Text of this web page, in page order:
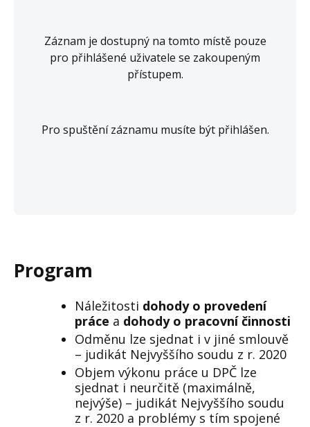
Záznam je dostupný na tomto místě pouze
pro přihlášené uživatele se zakoupeným
přístupem.
Pro spuštění záznamu musíte být přihlášen.
Program
Náležitosti dohody o provedení
práce a dohody o pracovní činnosti
Odměnu lze sjednat i v jiné smlouvě
– judikát Nejvyššího soudu z r. 2020
Objem výkonu práce u DPČ lze
sjednat i neurčitě (maximálně,
nejvýše) – judikát Nejvyššího soudu
z r. 2020 a problémy s tím spojené